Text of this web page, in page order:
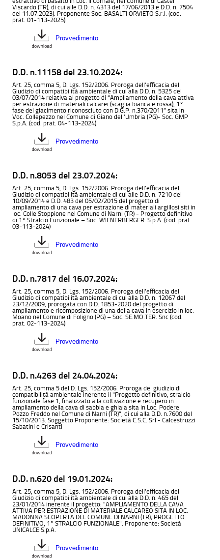
Viscardo (TR), di cui alle D.D. n. 4313 del 17/06/2013 e D.D. n. 7504
del 11.07.2023). Proponente Soc. BASALTI ORVIETO S.r.l. (cod.
prat. 01-113-2025)
Provvedimento
D.D. n.11158 del 23.10.2024:
Art. 25, comma 5, D. Lgs. 152/2006. Proroga dell’efficacia del
Giudizio di compatibilità ambientale di cui alla D.D. n. 5325 del
03/07/2014 relativa al progetto di “Ampliamento della cava attiva
per estrazione di materiali calcarei (scaglia bianca e rossa), 1°
fase del giacimento riconosciuto con D.G.P. n.370/2011” sita in
Voc. Collepezzo nel Comune di Giano dell’Umbria (PG)- Soc. GMP
S.p.A. (cod. prat. 04-113-2024)
Provvedimento
D.D. n.8053 del 23.07.2024:
Art. 25, comma 5, D. Lgs. 152/2006. Proroga dell’efficacia del
Giudizio di compatibilità ambientale di cui alle D.D. n. 7210 del
10/09/2014 e D.D. 483 del 05/02/2015 del progetto di
ampliamento di una cava per estrazione di materiali argillosi siti in
loc. Colle Stoppione nel Comune di Narni (TR) - Progetto definitivo
di 1° Stralcio Funzionale – Soc. WIENERBERGER. S.p.A. (cod. prat.
03-113-2024)
Provvedimento
D.D. n.7817 del 16.07.2024:
Art. 25, comma 5, D. Lgs. 152/2006. Proroga dell’efficacia del
Giudizio di compatibilità ambientale di cui alla D.D. n. 12067 del
23/12/2009, prorogata con D.D. 1853-2020 del progetto di
ampliamento e ricomposizione di una della cava in esercizio in loc.
Moano nel Comune di Foligno (PG) – Soc. SE.MO.TER. Snc (cod.
prat. 02-113-2024)
Provvedimento
D.D. n.4263 del 24.04.2024:
Art. 25, comma 5 del D. Lgs. 152/2006. Proroga del giudizio di
compatibilità ambientale inerente il "Progetto definitivo, stralcio
funzionale fase 1, finalizzato alla coltivazione e recupero in
ampliamento della cava di sabbia e ghiaia sita in Loc. Podere
Pozzo Freddo nel Comune di Narni (TR)”, di cui alla D.D. n.7600 del
15/10/2013. Soggetto Proponente: Società C.S.C. Srl - Calcestruzzi
Sabatini e Crisanti
Provvedimento
D.D. n.620 del 19.01.2024:
Art. 25, comma 5, D. Lgs. 152/2006. Proroga dell’efficacia del
Giudizio di compatibilità ambientale di cui alla D.D. n. 465 del
23/01/2014 inerente il progetto: "AMPLIAMENTO DELLA CAVA
ATTIVA PER ESTRAZIONE DI MATERIALE CALCAREO SITA IN LOC.
MADONNA SCOPERTA DEL COMUNE DI NARNI (TR); PROGETTO
DEFINITIVO, 1° STRALCIO FUNZIONALE". Proponente: Società
UNICALCE S.p.A.
Provvedimento